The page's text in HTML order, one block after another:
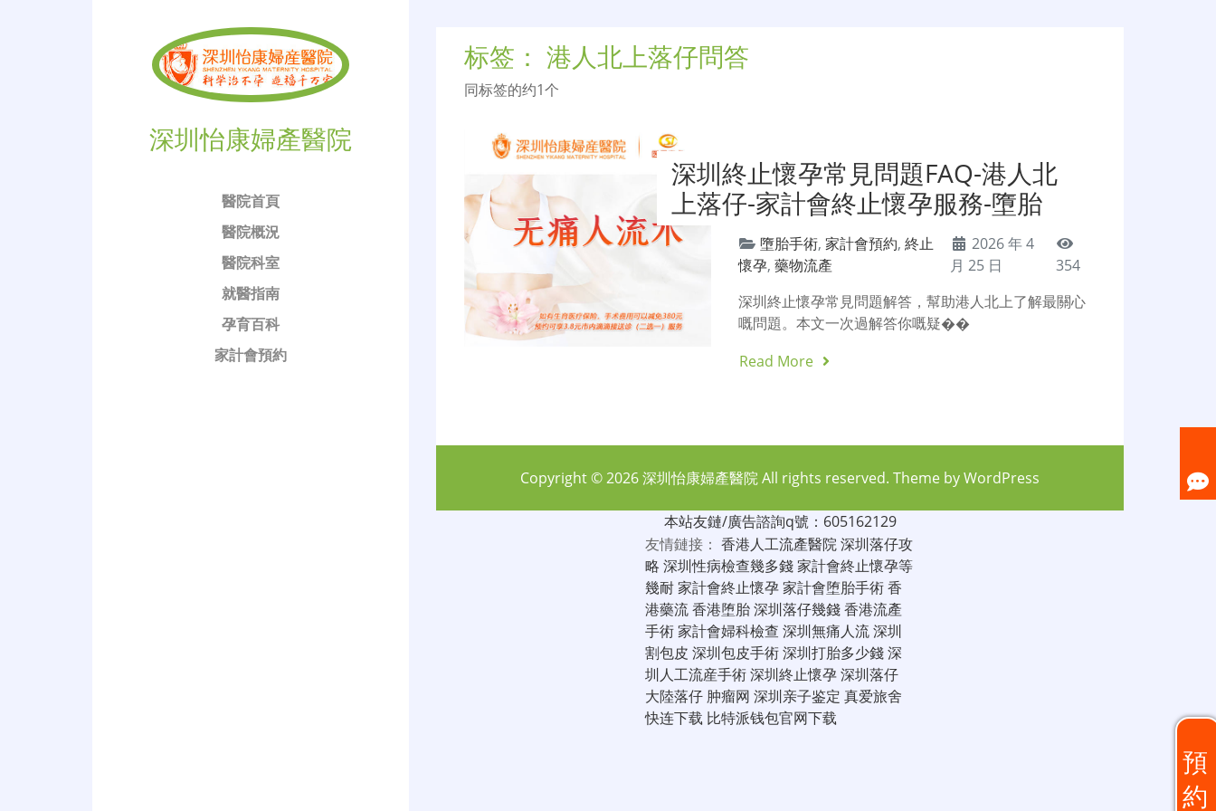
深圳怡康婦產醫院
醫院首頁
醫院概況
醫院科室
就醫指南
孕育百科
家計會預約
标签： 港人北上落仔問答
同标签的约1个
深圳終止懷孕常見問題FAQ-港人北
上落仔-家計會終止懷孕服務-墮胎
墮胎手術,家計會預約,終止
懷孕,藥物流產
2026 年 4
月 25 日
354
深圳終止懷孕常見問題解答，幫助港人北上了解最關心
嘅問題。本文一次過解答你嘅疑��
Read More
預
約
Copyright © 2026深圳怡康婦產醫院All rights reserved. Theme byWordPress
本站友鏈/廣告諮詢q號：605162129
友情鏈接： 香港人工流產醫院深圳落仔攻
略 深圳性病檢查幾多錢家計會終止懷孕等
幾耐家計會終止懷孕家計會堕胎手術香
港藥流香港堕胎深圳落仔幾錢香港流產
手術家計會婦科檢查 深圳無痛人流深圳
割包皮 深圳包皮手術深圳打胎多少錢深
圳人工流産手術深圳終止懷孕深圳落仔
大陸落仔 肿瘤网 深圳亲子鉴定 真爱旅舍
快连下载 比特派钱包官网下载